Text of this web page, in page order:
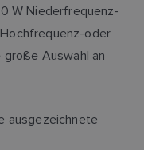
W Niederfrequenz-
oder
Auswahl an
ausgezeichnete